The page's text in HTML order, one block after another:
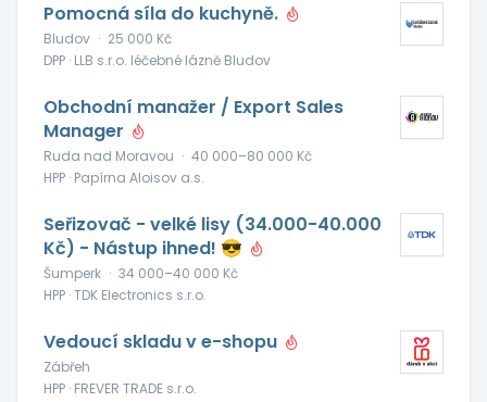
Pomocná síla do kuchyně.
Bludov · 25 000 Kč
DPP · LLB s.r.o. léčebné lázně Bludov
Obchodní manažer / Export Sales
Manager
Ruda nad Moravou · 40 000–80 000 Kč
HPP · Papírna Aloisov a.s.
Seřizovač - velké lisy (34.000-40.000
Kč) - Nástup ihned! 😎
Šumperk · 34 000–40 000 Kč
HPP · TDK Electronics s.r.o.
Vedoucí skladu v e-shopu
Zábřeh
HPP · FREVER TRADE s.r.o.